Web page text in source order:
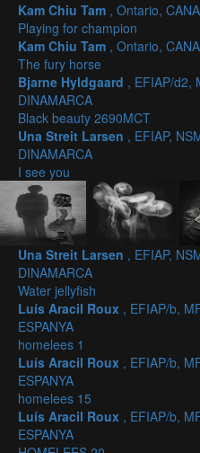
Kam Chiu Tam , Ontario,
Playing for champion
Kam Chiu Tam , Ontario,
The fury horse
Bjarne Hyldgaard , EFIAP/d2,
DINAMARCA
Black beauty 2690MCT
Una Streit Larsen , EFIAP,
DINAMARCA
I see you
Una Streit Larsen , EFIAP,
DINAMARCA
Water jellyfish
Luís Aracil Roux , EFIAP/b,
ESPANYA
homelees 1
Luís Aracil Roux , EFIAP/b,
ESPANYA
homelees 15
Luís Aracil Roux , EFIAP/b,
ESPANYA